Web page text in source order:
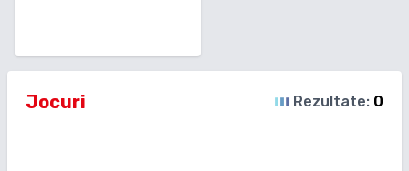
Jocuri Rezultate: 0